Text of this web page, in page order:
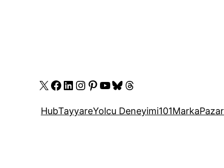
X Facebook
LinkedIn
Instagram
Pinterest
YouTube
Bluesky
Threads
HubTayyareYolcu Deneyimi101Marka